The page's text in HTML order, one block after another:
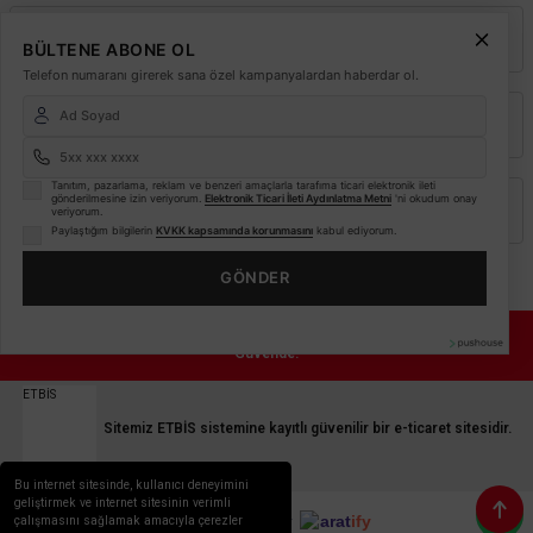
Bu internet sitesinde, kullanıcı deneyimini
geliştirmek ve internet sitesinin verimli
çalışmasını sağlamak amacıyla çerezler
Kurumsal
Alışveriş
Üyelik
Güvende!
ETBİS
Sitemiz ETBİS sistemine kayıtlı güvenilir bir e-ticaret sitesidir.
SEO & Reklam aratify
BÜLTENE ABONE OL
Telefon numaranı girerek sana özel kampanyalardan haberdar ol.
Tanıtım, pazarlama, reklam ve benzeri amaçlarla tarafıma ticari elektronik ileti
gönderilmesine izin veriyorum. Elektronik Ticari İleti Aydınlatma Metni 'ni okudum onay
veriyorum.
Paylaştığım bilgilerin KVKK kapsamında korunmasını kabul ediyorum.
GÖNDER